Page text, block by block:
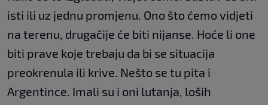
isti ili uz jednu promjenu. Ono što ćemo vidjeti
na terenu, drugačije će biti nijanse. Hoće li one
biti prave koje trebaju da bi se situacija
preokrenula ili krive. Nešto se tu pita i
Argentince. Imali su i oni lutanja, loših